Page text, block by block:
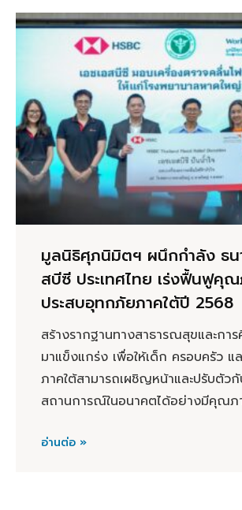
มูลนิธิศุภนิมิตฯ ผนึกกำลัง ธนา
สบีซี ประเทศไทย เร่งฟื้นฟูคุ
ประสบอุทกภัยภาคใต้ปี 2568
สร้างรากฐานทางสาธารณสุขและกา
มาแข็งแกร่ง เพื่อให้เด็ก ครอบครัว แ
ภาคใต้สามารถเผชิญหน้าและปรับตัว
สถานการณ์ในอนาคตได้อย่างมีคุณ
อ่านต่อ »